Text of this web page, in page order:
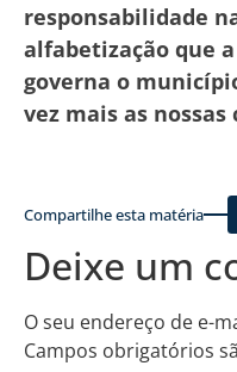
responsabilidade
alfabetização que
governa o
vez mais as nossas
Compartilhe esta matéria
Deixe um
O seu endereço de e-
Campos obrigatórios